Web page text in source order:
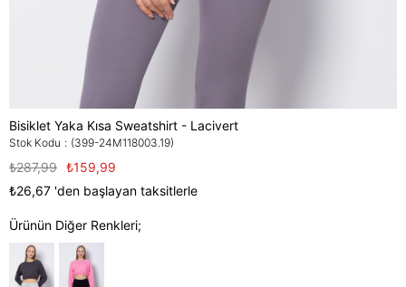
Bisiklet Yaka Kısa Sweatshirt - Lacivert
Stok Kodu (399-24M118003.19)
₺287,99 ₺159,99
₺26,67 'den başlayan taksitlerle
Ürünün Diğer Renkleri;